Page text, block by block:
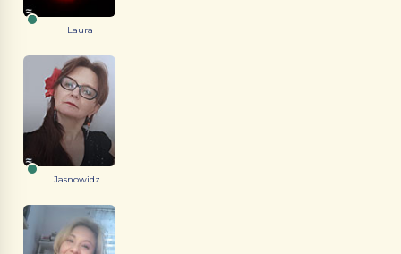
Laura
Jasnowidz...